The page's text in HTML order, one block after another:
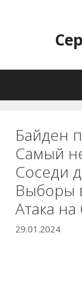
содержимому
Байден
Самый
Соседи
Выборы
Атака
29.01.2024